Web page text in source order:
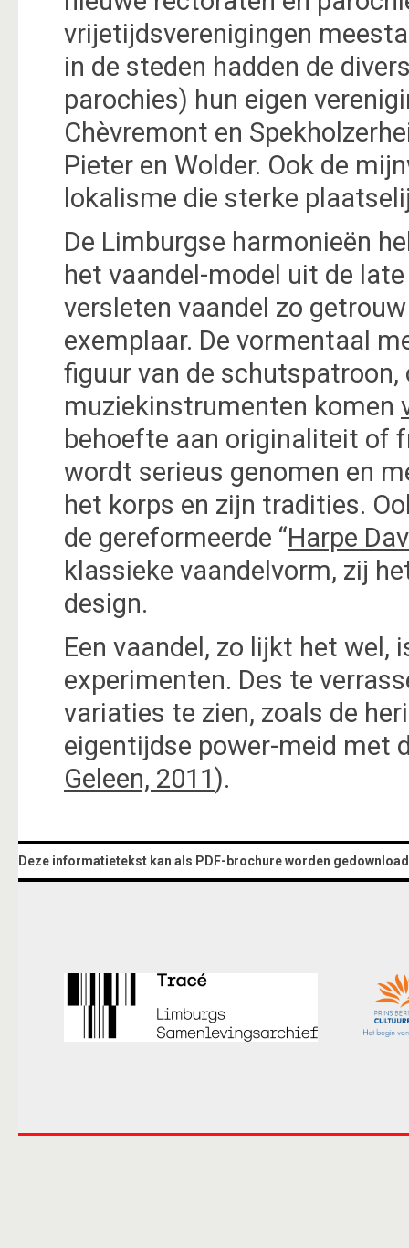
vrijetijdsverenigingen
in de steden hadden de
parochies) hun eigen
Chèvremont en
Pieter en Wolder. Ook de
lokalisme die sterke
De Limburgse harmonieën
het vaandel-model uit de
versleten vaandel zo
exemplaar. De vormentaal
figuur van de
muziekinstrumenten komen
behoefte aan originaliteit of
wordt serieus genomen en
het korps en zijn tradities.
de gereformeerde “Harpe
klassieke vaandelvorm, zij
design.
Een vaandel, zo lijkt het wel,
experimenten. Des te
variaties te zien, zoals de
eigentijdse power-meid met
Geleen, 2011).
Deze informatietekst kan als PDF-brochure worden